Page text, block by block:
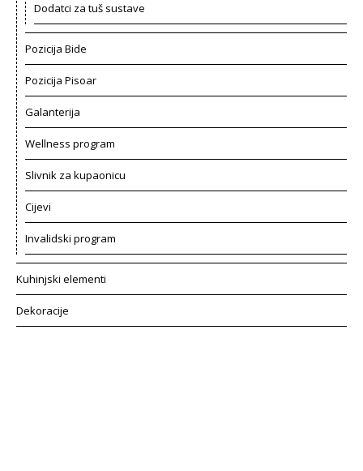
Dodatci za tuš sustave
Pozicija Bide
Pozicija Pisoar
Galanterija
Wellness program
Slivnik za kupaonicu
Cijevi
Invalidski program
Kuhinjski elementi
Dekoracije